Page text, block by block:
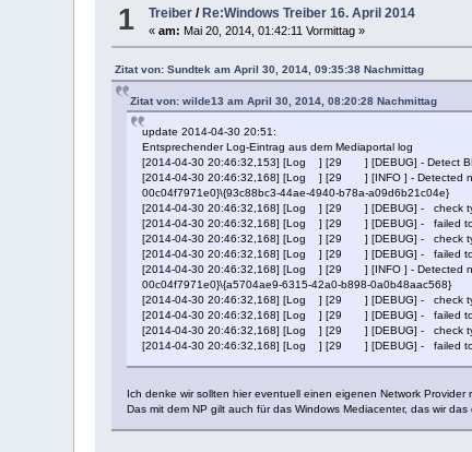
1 Treiber / Re:Windows Treiber 16. April 2014
«am: Mai 20, 2014, 01:42:11 Vormittag »
Zitat von: Sundtek am April 30, 2014, 09:35:38 Nachmittag
Zitat von: wilde13 am April 30, 2014, 08:20:28 Nachmittag
update 2014-04-30 20:51:
Entsprechender Log-Eintrag aus dem Mediaportal log
[2014-04-30 20:46:32,153] [Log ] [29 ] [DEBUG] - Detect
[2014-04-30 20:46:32,168] [Log ] [29 ] [INFO ] - Detected
00c04f7971e0}\{93c88bc3-44ae-4940-b78a-a09d6b21c04e}
[2014-04-30 20:46:32,168] [Log ] [29 ] [DEBUG] - check
[2014-04-30 20:46:32,168] [Log ] [29 ] [DEBUG] - failed to
[2014-04-30 20:46:32,168] [Log ] [29 ] [DEBUG] - check
[2014-04-30 20:46:32,168] [Log ] [29 ] [DEBUG] - failed to
[2014-04-30 20:46:32,168] [Log ] [29 ] [INFO ] - Detected
00c04f7971e0}\{a5704ae9-6315-42a0-b898-0a0b48aac568}
[2014-04-30 20:46:32,168] [Log ] [29 ] [DEBUG] - check
[2014-04-30 20:46:32,168] [Log ] [29 ] [DEBUG] - failed to
[2014-04-30 20:46:32,168] [Log ] [29 ] [DEBUG] - check
[2014-04-30 20:46:32,168] [Log ] [29 ] [DEBUG] - failed to
Ich denke wir sollten hier eventuell einen eigenen Network
Das mit dem NP gilt auch für das Windows Mediacenter, das wir